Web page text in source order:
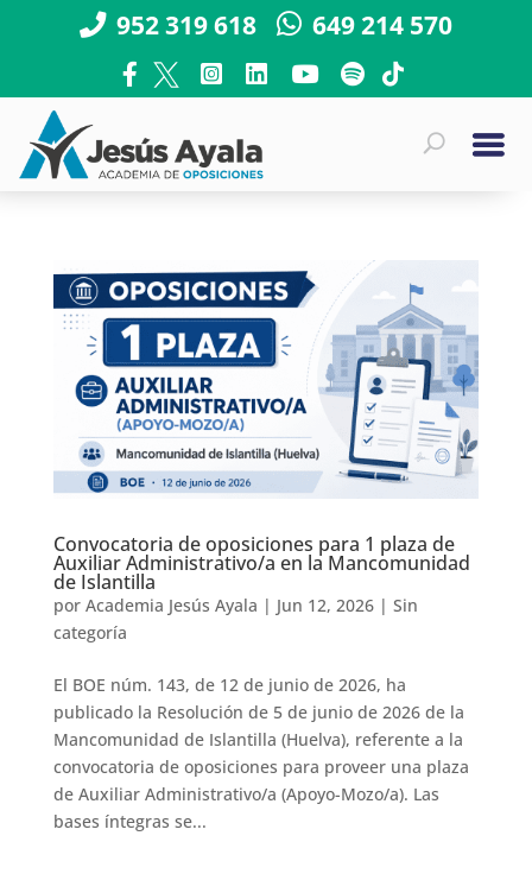
952 319 618 649 214 570
Convocatoria de oposiciones para 1 plaza de
Auxiliar Administrativo/a en la Mancomunidad
de Islantilla
por Academia Jesús Ayala | Jun 12, 2026| Sin
categoría
El BOE núm. 143, de 12 de junio de 2026, ha
publicado la Resolución de 5 de junio de 2026 de la
Mancomunidad de Islantilla (Huelva), referente a la
convocatoria de oposiciones para proveer una plaza
de Auxiliar Administrativo/a (Apoyo-Mozo/a). Las
bases íntegras se...